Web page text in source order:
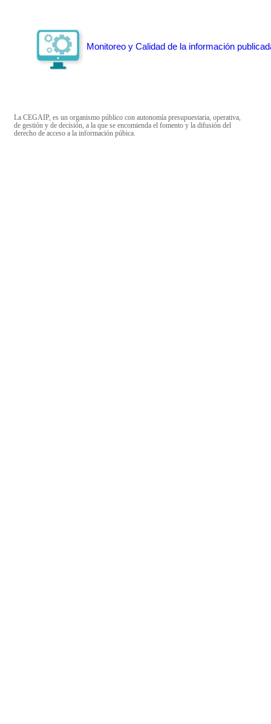
Monitoreo y Calidad de la información
La CEGAIP, es un organismo público con autonomía presupuestaria, operativa,
de gestión y de decisión, a la que se encomienda el fomento y la difusión del
derecho de acceso a la información púbica.